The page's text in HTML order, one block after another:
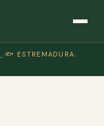
›🐟 ESTREMADURA›